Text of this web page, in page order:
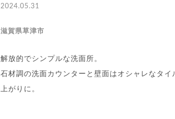
2024.05.31
滋賀県草津市
解放的でシンプルな洗面所。
石材調の洗面カウンターと壁面はオシャレなタ
上がりに。